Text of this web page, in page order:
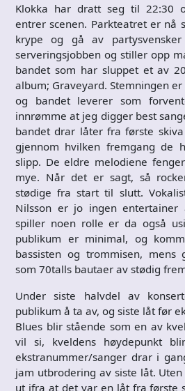
Klokka har dratt seg til 22:30
entrer scenen. Parkteatret er nå
krype og gå av
serveringsjobben og stiller opp
bandet som har sluppet et av
album; Graveyard. Stemningen
og bandet leverer som
innrømme at jeg digger best
bandet drar låter fra første
gjennom hvilken fremgang de
slipp. De eldre melodiene
mye. Når det er sagt, så
stødige fra start til slutt.
Nilsson er jo ingen
spiller noen rolle er da også
publikum er minimal, og
bassisten og trommisen, mens
som 70talls bautaer av stødig
Under siste halvdel av
publikum å ta av, og siste låt før
Blues blir stående som en av
vil si, kveldens høydepunkt
ekstranummer/sanger drar i
jam utbrodering av siste låt.
ut ifra at det var en låt fra første